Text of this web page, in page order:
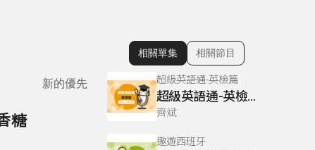
新的優先
糖
顯示相關單集
相關單集 相關節目
超級英語通-英檢篇
超級英語通-英檢篇 083 Cloze Test/段落填空-13
齊斌
遨遊西班牙